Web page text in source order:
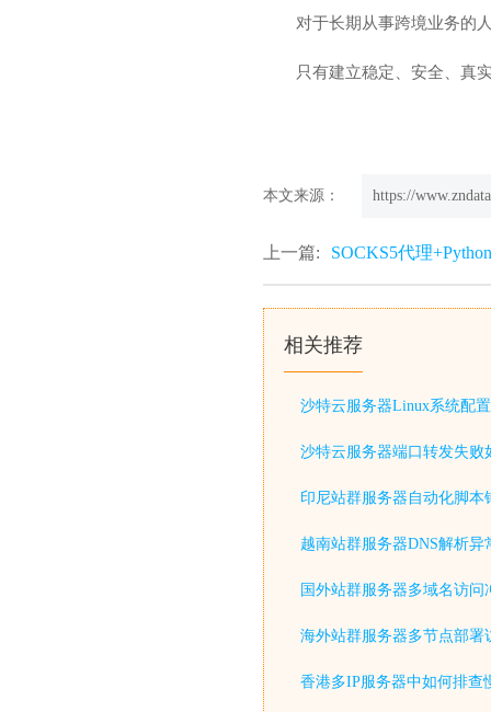
对于长期从事跨境业务的
只有建立稳定、安全、真
本文来源： https://
上一篇: SOCKS5代理
相关推荐
沙特云服务器Linux系统配
沙特云服务器端口转发失败
印尼站群服务器自动化脚本
越南站群服务器DNS解析异
国外站群服务器多域名访问
海外站群服务器多节点部署
香港多IP服务器中如何排查